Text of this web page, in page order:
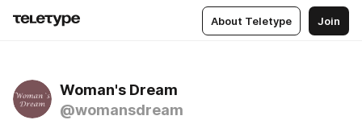
About Teletype Join
Woman's Dream
@womansdream